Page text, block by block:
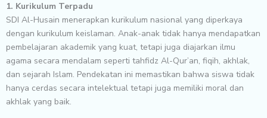
1. Kurikulum Terpadu
SDI Al-Husain menerapkan kurikulum nasional yang diperkaya
dengan kurikulum keislaman. Anak-anak tidak hanya mendapatkan
pembelajaran akademik yang kuat, tetapi juga diajarkan ilmu
agama secara mendalam seperti tahfidz Al-Qur’an, fiqih, akhlak,
dan sejarah Islam. Pendekatan ini memastikan bahwa siswa tidak
hanya cerdas secara intelektual tetapi juga memiliki moral dan
akhlak yang baik.